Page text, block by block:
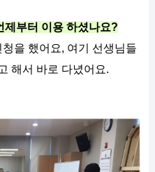
제부터 이용 하셨나요?
을 했어요, 여기 선생님들
해서 바로 다녔어요.